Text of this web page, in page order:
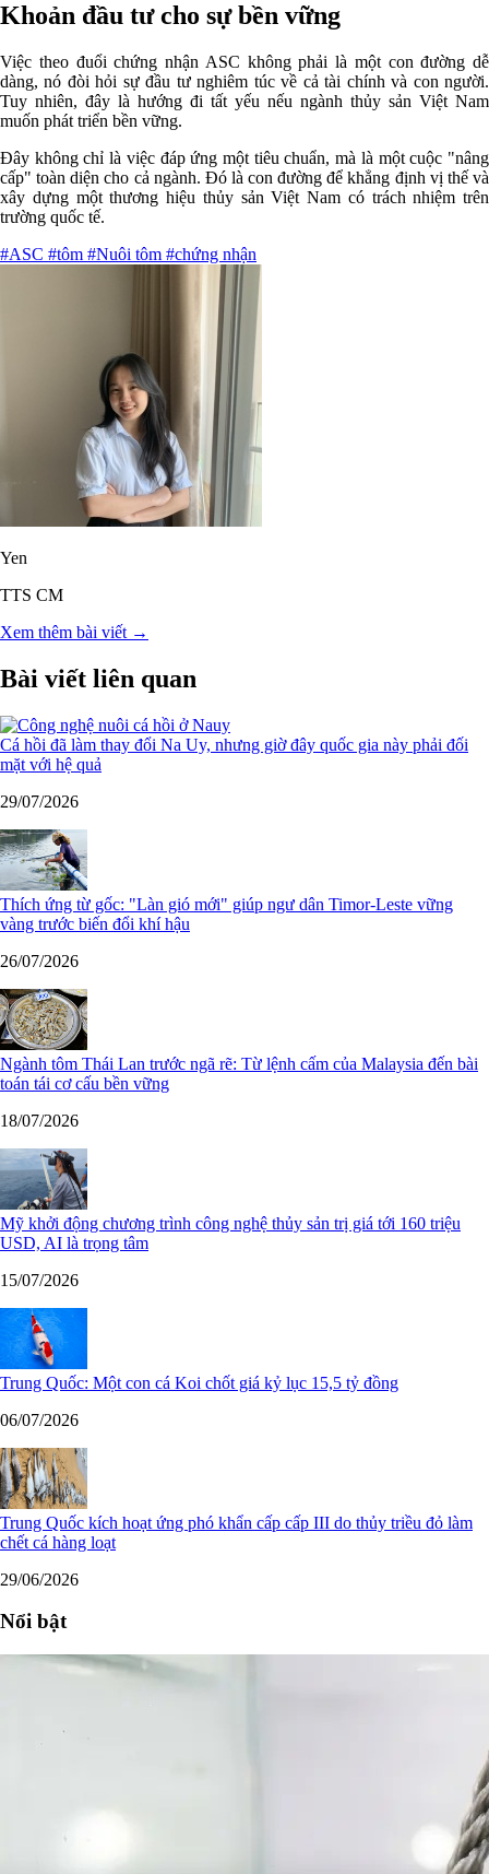
Khoản đầu tư cho sự bền vững
Việc theo đuổi chứng nhận ASC không phải là một con đường dễ
dàng, nó đòi hỏi sự đầu tư nghiêm túc về cả tài chính và con người.
Tuy nhiên, đây là hướng đi tất yếu nếu ngành thủy sản Việt Nam
muốn phát triển bền vững.
Đây không chỉ là việc đáp ứng một tiêu chuẩn, mà là một cuộc "nâng
cấp" toàn diện cho cả ngành. Đó là con đường để khẳng định vị thế và
xây dựng một thương hiệu thủy sản Việt Nam có trách nhiệm trên
trường quốc tế.
#ASC #tôm #Nuôi tôm #chứng nhận
Yen
TTS CM
Xem thêm bài viết →
Bài viết liên quan
Cá hồi đã làm thay đổi Na Uy, nhưng giờ đây quốc gia này phải đối
mặt với hệ quả
29/07/2026
Thích ứng từ gốc: "Làn gió mới" giúp ngư dân Timor-Leste vững
vàng trước biến đổi khí hậu
26/07/2026
Ngành tôm Thái Lan trước ngã rẽ: Từ lệnh cấm của Malaysia đến bài
toán tái cơ cấu bền vững
18/07/2026
Mỹ khởi động chương trình công nghệ thủy sản trị giá tới 160 triệu
USD, AI là trọng tâm
15/07/2026
Trung Quốc: Một con cá Koi chốt giá kỷ lục 15,5 tỷ đồng
06/07/2026
Trung Quốc kích hoạt ứng phó khẩn cấp cấp III do thủy triều đỏ làm
chết cá hàng loạt
29/06/2026
Nổi bật